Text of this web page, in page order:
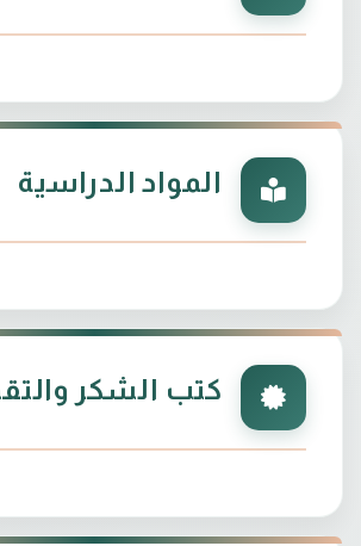
المواد الدراسية
كتب الشكر